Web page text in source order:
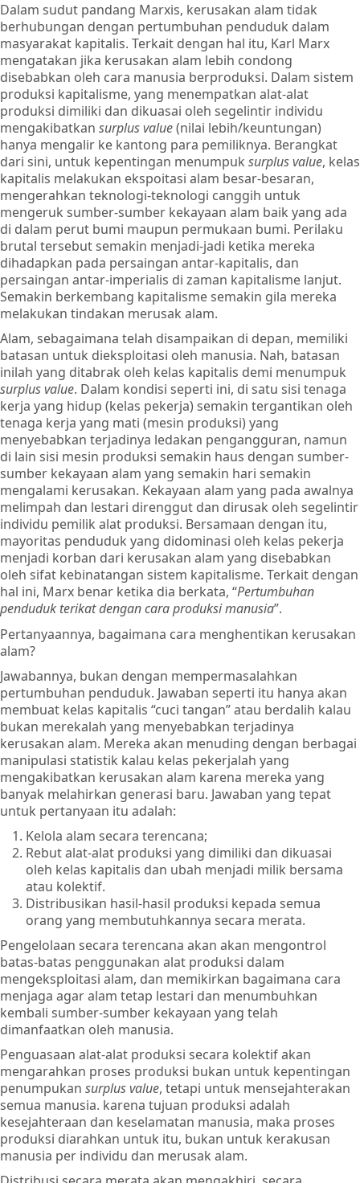
Dalam sudut pandang Marxis, kerusakan alam tidak
berhubungan dengan pertumbuhan penduduk dalam
masyarakat kapitalis. Terkait dengan hal itu, Karl Marx
mengatakan jika kerusakan alam lebih condong
disebabkan oleh cara manusia berproduksi. Dalam sistem
produksi kapitalisme, yang menempatkan alat-alat
produksi dimiliki dan dikuasai oleh segelintir individu
mengakibatkan surplus value(nilai lebih/keuntungan)
hanya mengalir ke kantong para pemiliknya. Berangkat
dari sini, untuk kepentingan menumpuk surplus value, kelas
kapitalis melakukan ekspoitasi alam besar-besaran,
mengerahkan teknologi-teknologi canggih untuk
mengeruk sumber-sumber kekayaan alam baik yang ada
di dalam perut bumi maupun permukaan bumi. Perilaku
brutal tersebut semakin menjadi-jadi ketika mereka
dihadapkan pada persaingan antar-kapitalis, dan
persaingan antar-imperialis di zaman kapitalisme lanjut.
Semakin berkembang kapitalisme semakin gila mereka
melakukan tindakan merusak alam.
Alam, sebagaimana telah disampaikan di depan, memiliki
batasan untuk dieksploitasi oleh manusia. Nah, batasan
inilah yang ditabrak oleh kelas kapitalis demi menumpuk
surplus value. Dalam kondisi seperti ini, di satu sisi tenaga
kerja yang hidup (kelas pekerja) semakin tergantikan oleh
tenaga kerja yang mati (mesin produksi) yang
menyebabkan terjadinya ledakan pengangguran, namun
di lain sisi mesin produksi semakin haus dengan sumber-
sumber kekayaan alam yang semakin hari semakin
mengalami kerusakan. Kekayaan alam yang pada awalnya
melimpah dan lestari direnggut dan dirusak oleh segelintir
individu pemilik alat produksi. Bersamaan dengan itu,
mayoritas penduduk yang didominasi oleh kelas pekerja
menjadi korban dari kerusakan alam yang disebabkan
oleh sifat kebinatangan sistem kapitalisme. Terkait dengan
hal ini, Marx benar ketika dia berkata, “Pertumbuhan
penduduk terikat dengan cara produksi manusia”.
Pertanyaannya, bagaimana cara menghentikan kerusakan
alam?
Jawabannya, bukan dengan mempermasalahkan
pertumbuhan penduduk. Jawaban seperti itu hanya akan
membuat kelas kapitalis “cuci tangan” atau berdalih kalau
bukan merekalah yang menyebabkan terjadinya
kerusakan alam. Mereka akan menuding dengan berbagai
manipulasi statistik kalau kelas pekerjalah yang
mengakibatkan kerusakan alam karena mereka yang
banyak melahirkan generasi baru. Jawaban yang tepat
untuk pertanyaan itu adalah:
Kelola alam secara terencana;
Rebut alat-alat produksi yang dimiliki dan dikuasai
oleh kelas kapitalis dan ubah menjadi milik bersama
atau kolektif.
Distribusikan hasil-hasil produksi kepada semua
orang yang membutuhkannya secara merata.
Pengelolaan secara terencana akan akan mengontrol
batas-batas penggunakan alat produksi dalam
mengeksploitasi alam, dan memikirkan bagaimana cara
menjaga agar alam tetap lestari dan menumbuhkan
kembali sumber-sumber kekayaan yang telah
dimanfaatkan oleh manusia.
Penguasaan alat-alat produksi secara kolektif akan
mengarahkan proses produksi bukan untuk kepentingan
penumpukan surplus value, tetapi untuk mensejahterakan
semua manusia. karena tujuan produksi adalah
kesejahteraan dan keselamatan manusia, maka proses
produksi diarahkan untuk itu, bukan untuk kerakusan
manusia per individu dan merusak alam.